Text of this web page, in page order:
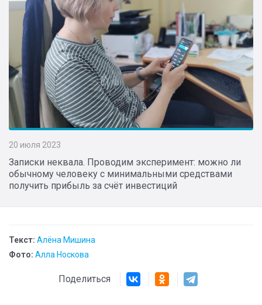
20 июля 2023
Записки неквала. Проводим эксперимент: можно ли
обычному человеку с минимальными средствами
получить прибыль за счёт инвестиций
Текст: Алёна Мишина
Фото: Алла Носкова
Поделиться